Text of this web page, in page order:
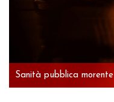
Sanità pubblica morente